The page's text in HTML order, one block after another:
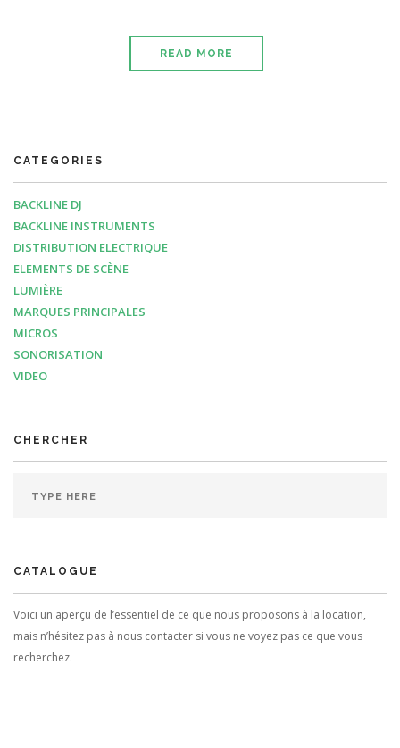
READ MORE
CATEGORIES
BACKLINE DJ
BACKLINE INSTRUMENTS
DISTRIBUTION ELECTRIQUE
ELEMENTS DE SCÈNE
LUMIÈRE
MARQUES PRINCIPALES
MICROS
SONORISATION
VIDEO
CHERCHER
CATALOGUE
Voici un aperçu de l’essentiel de ce que nous proposons à la location,
mais n’hésitez pas à nous contacter si vous ne voyez pas ce que vous
recherchez.